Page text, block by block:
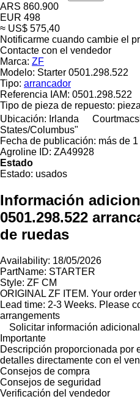
ARS 860.900
EUR 498
≈ US$ 575,40
Notificarme cuando cambie el
Contacte con el vendedor
Marca: ZF
Modelo: Starter 0501.298.522
Tipo: arrancador
Referencia IAM: 0501.298.522
Tipo de pieza de repuesto:
Ubicación: Irlanda
States/Columbus"
Fecha de publicación: más de
Agroline ID: ZA49928
Estado
Estado: usados
Información
0501.298.522
de ruedas
Availability: 18/05/2026
PartName: STARTER
Style: ZF CM
ORIGINAL ZF ITEM. Your
Lead time: 2-3 Weeks. Please
arrangements
Solicitar información adicional
Importante
Descripción proporcionada por
detalles directamente con el
Consejos de compra
Consejos de seguridad
Verificación del vendedor